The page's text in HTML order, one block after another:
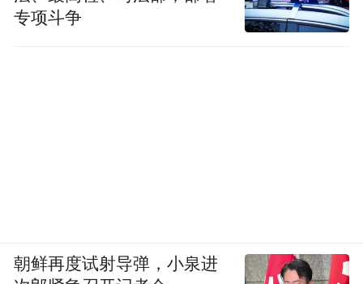
专项斗争
朝鲜再度试射导弹，小泉进